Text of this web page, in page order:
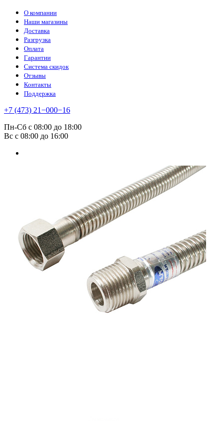
О компании
Наши магазины
Доставка
Разгрузка
Оплата
Гарантии
Система скидок
Отзывы
Контакты
Поддержка
+7 (473) 21−000−16
Пн-Сб с 08:00 до 18:00
Вс с 08:00 до 16:00